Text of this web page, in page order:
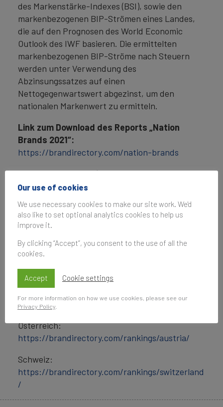
des Markenstärke-Indexes (BSI), sowie den
markenbezogenen BIP-Strömen eines Landes,
die auf den Prognosen des World Economic
Outlook des IWF basieren. Die ermittelten
markenbezogenen BIP-Ströme nach Steuern
werden unter Verwendung des
Abzinsungssatzes auf einen
Nettogegenwartswert abgezinst, um den
nationalen Markenwert zu ermitteln.
Link zum Download des Reports „Nation
Brands 2021“:
https://brandirectory.com/nation-brands
Aktuelle Jahresberichte DACH 2021
ausführliche Reports und Rankingtabellen über
die wertvollsten und stärksten
Unternehmensmarken und Produktmarken einer
Nation, auch für Deutschland, Österreich und
die Schweiz. Hier geht’s zu den aktuellen
Jahresberichten:
Deutschland:
https://brandirectory.com/rankings/germany/
Österreich:
https://brandirectory.com/rankings/austria/
Schweiz:
https://brandirectory.com/rankings/switzerland
/
Our use of cookies
We use necessary cookies to make our site work. We'd
also like to set optional analytics cookies to help us
improve it.
By clicking “Accept”, you consent to the use of all the
cookies.
Accept Cookie settings
For more information on how we use cookies, please see our
Privacy Policy.